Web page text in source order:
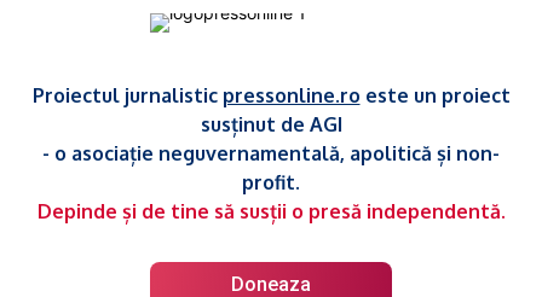
Proiectul jurnalistic pressonline.ro este un proiect
susținut de AGI
- o asociație neguvernamentală, apolitică și non-
profit.
Depinde și de tine să susții o presă independentă.
Doneaza